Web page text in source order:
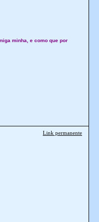
minha, e como que por
Link permanente